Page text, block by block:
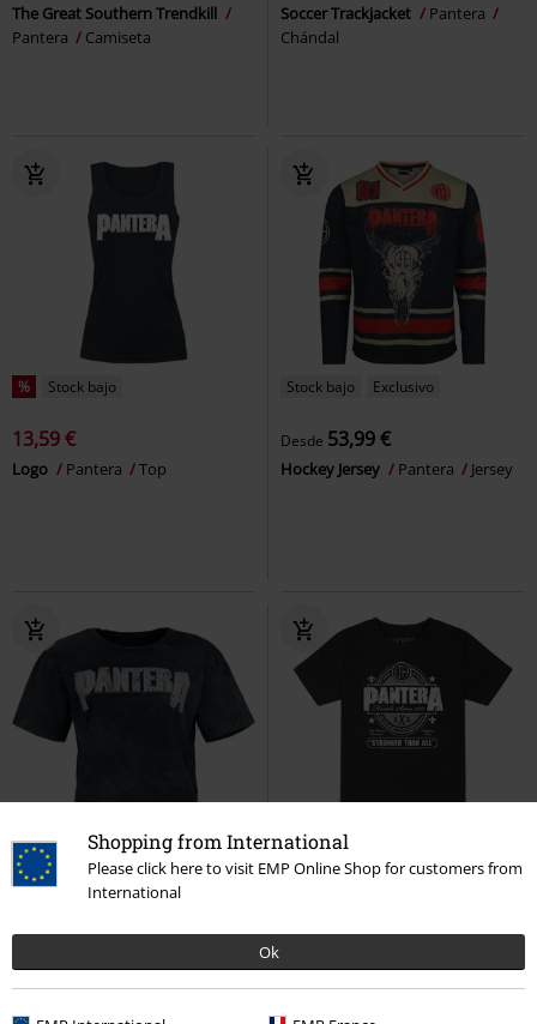
Shopping from International
Please click here to visit EMP Online Shop for customers from
International
Ok
The Great Southern Trendkill
Pantera
Camiseta
Soccer Trackjacket
Pantera
Chándal
% Stock bajo
13,59 €
Logo Pantera Top
Stock bajo Exclusivo
Desde 53,99 €
Hockey Jersey Pantera Jersey
% Stock bajo
19,99 €
% Niños